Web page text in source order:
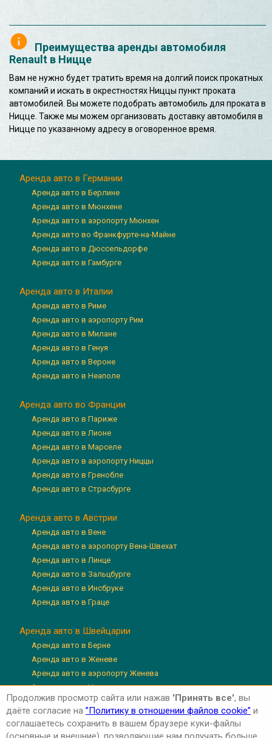
Преимущества аренды автомобиля
Renault в Ницце
Вам не нужно будет тратить время на долгий поиск прокатных
компаний и искать в окрестностях Ниццы пункт проката
автомобилей. Вы можете подобрать автомобиль для проката в
Ницце. Также мы можем организовать доставку автомобиля в
Ницце по указанному адресу в оговоренное время.
Аренда авто в Германии
Аренда авто в Берлине
Аренда авто в Мюнхене
Аренда авто в аэропорту Мюнхен
Аренда авто во Франкфурте-на-Майне
Аренда авто в Дюссельдорфе
Аренда авто в Гамбурге
Аренда авто в Италии
Аренда авто в Риме
Аренда авто в аэропорту Рим
Аренда авто в Милане
Аренда авто в Генуя
Аренда авто в Вероне
Аренда авто в Неаполе
Аренда авто во Франции
Аренда авто в Париже
Аренда авто в Лионе
Аренда авто в Марселе
Аренда авто в аэропорту Ниццы
Аренда авто в Гренобле
Аренда авто в Страсбурге
Аренда авто в Австрии
Аренда авто в Вене
Аренда авто в аэропорту Вена-Швехат
Аренда авто в Линце
Аренда авто в Зальцбурге
Аренда авто в Инсбруке
Аренда авто в Граце
Аренда авто в Швейцарии
Аренда авто в Берне
Аренда авто в Женеве
Аренда авто в аэропорту Женева
Аренда авто в Цюрихе
Аренда авто в аэропорту Цюрих
Аренда авто в Люцерне
Продолжив просмотр сайта или нажав 'Принять все', вы
даёте согласие на ”Политику в отношении файлов cookie” и
соглашаетесь сохранить в вашем браузере куки-файлы